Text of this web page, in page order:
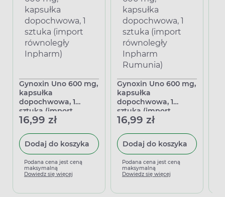
Gynoxin Uno 600 mg,
kapsułka
dopochwowa, 1
sztuka (import
równoległy Inpharm)
16,99 zł
Dodaj do koszyka
Podana cena jest ceną
maksymalną
Dowiedz się więcej
Gynoxin Uno 600 mg,
kapsułka
dopochwowa, 1
sztuka (import
równoległy Inpharm
16,99 zł
Dodaj do koszyka
Podana cena jest ceną
maksymalną
Dowiedz się więcej